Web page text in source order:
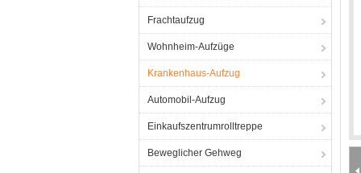
Frachtaufzug
Wohnheim-Aufzüge
Krankenhaus-Aufzug
Automobil-Aufzug
Einkaufszentrumrolltreppe
Beweglicher Gehweg